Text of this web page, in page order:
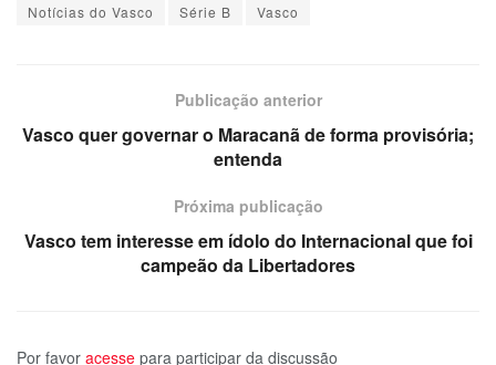
Notícias do Vasco
Série B Vasco
Publicação anterior
Vasco quer governar o Maracanã de forma provisória;
entenda
Próxima publicação
Vasco tem interesse em ídolo do Internacional que foi
campeão da Libertadores
Por favor acesse para participar da discussão